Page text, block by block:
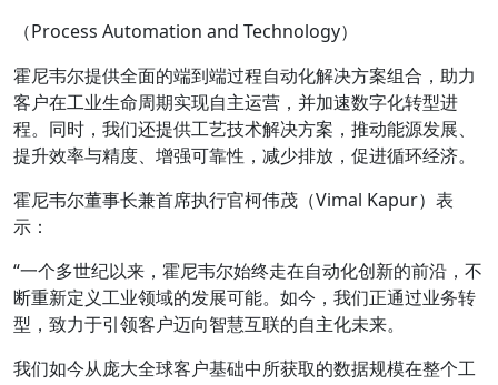
（Process Automation and Technology）
霍尼韦尔提供全面的端到端过程自动化解决方案组合，助力
客户在工业生命周期实现自主运营，并加速数字化转型进
程。同时，我们还提供工艺技术解决方案，推动能源发展、
提升效率与精度、增强可靠性，减少排放，促进循环经济。
霍尼韦尔董事长兼首席执行官柯伟茂（Vimal Kapur）表
示：
“一个多世纪以来，霍尼韦尔始终走在自动化创新的前沿，不
断重新定义工业领域的发展可能。如今，我们正通过业务转
型，致力于引领客户迈向智慧互联的自主化未来。
我们如今从庞大全球客户基础中所获取的数据规模在整个工